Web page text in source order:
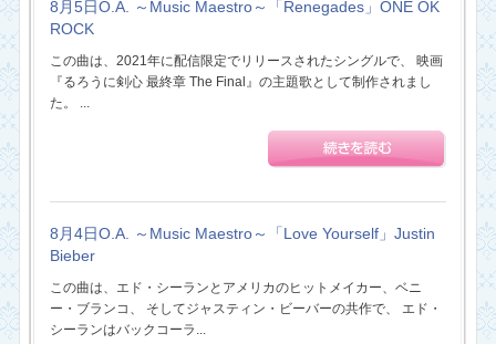
8月5日O.A. ～Music Maestro～「Renegades」ONE OK
ROCK
この曲は、2021年に配信限定でリリースされたシングルで、 映画
『るろうに剣心 最終章 The Final』の主題歌として制作されまし
た。 ...
8月4日O.A. ～Music Maestro～「Love Yourself」Justin
Bieber
この曲は、エド・シーランとアメリカのヒットメイカー、ベニ
ー・ブランコ、 そしてジャスティン・ビーバーの共作で、 エド・
シーランはバックコーラ...